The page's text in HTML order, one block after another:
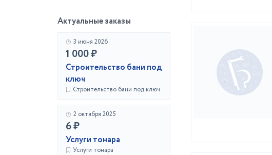
Актуальные заказы
3 июня 2026
1 000 ₽
Строительство бани под
ключ
Строительство бани под ключ
2 октября 2025
6 ₽
Услуги тонара
Услуги тонара